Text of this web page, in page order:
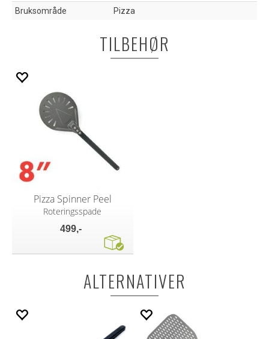
Bruksområde Pizza
TILBEHØR
Pizza Spinner Peel
Roteringsspade
499,-
ALTERNATIVER